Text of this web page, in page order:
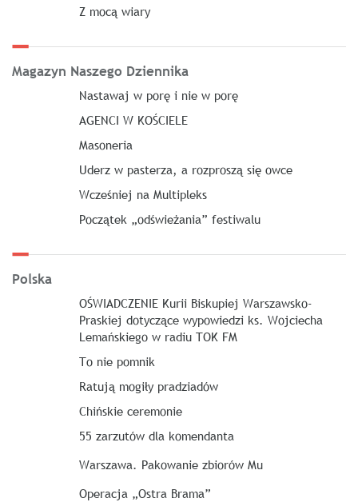
Z mocą wiary
Magazyn Naszego Dziennika
Nastawaj w porę i nie w porę
AGENCI W KOŚCIELE
Masoneria
Uderz w pasterza, a rozproszą się owce
Wcześniej na Multipleks
Początek „odświeżania” festiwalu
Polska
OŚWIADCZENIE Kurii Biskupiej Warszawsko-
Praskiej dotyczące wypowiedzi ks. Wojciecha
Lemańskiego w radiu TOK FM
To nie pomnik
Ratują mogiły pradziadów
Chińskie ceremonie
55 zarzutów dla komendanta
Warszawa. Pakowanie zbiorów Mu
Operacja „Ostra Brama”